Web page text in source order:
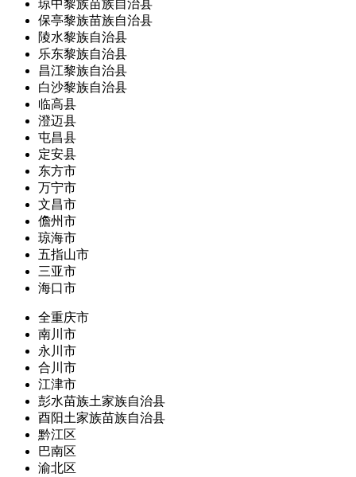
琼中黎族苗族自治县
保亭黎族苗族自治县
陵水黎族自治县
乐东黎族自治县
昌江黎族自治县
白沙黎族自治县
临高县
澄迈县
屯昌县
定安县
东方市
万宁市
文昌市
儋州市
琼海市
五指山市
三亚市
海口市
全重庆市
南川市
永川市
合川市
江津市
彭水苗族土家族自治县
酉阳土家族苗族自治县
黔江区
巴南区
渝北区